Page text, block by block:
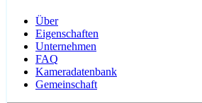
Über
Eigenschaften
Unternehmen
FAQ
Kameradatenbank
Gemeinschaft